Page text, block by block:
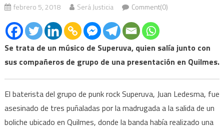
febrero 5, 2018 Será Justicia Comment(0)
Se trata de un músico de Superuva, quien salía junto con
sus compañeros de grupo de una presentación en Quilmes.
El baterista del grupo de punk rock Superuva, Juan Ledesma, fue
asesinado de tres puñaladas por la madrugada a la salida de un
boliche ubicado en Quilmes, donde la banda había realizado una